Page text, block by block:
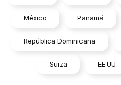
México Panamá
República Dominicana
Suiza EE.UU